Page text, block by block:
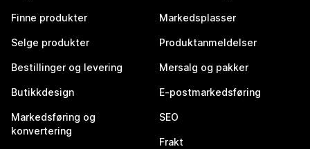
Finne produkter
Selge produkter
Bestillinger og levering
Butikkdesign
Markedsføring og
konvertering
Markedsplasser
Produktanmeldelser
Mersalg og pakker
E-postmarkedsføring
SEO
Frakt